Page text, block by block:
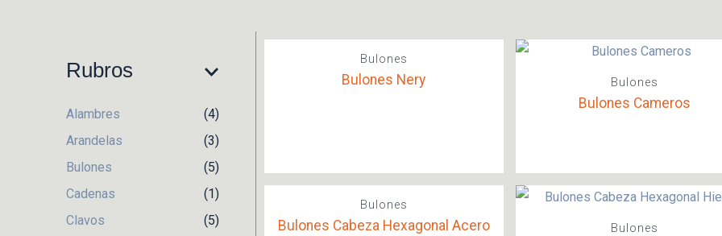
Rubros
Alambres
(4)
Arandelas
(3)
Bulones
(5)
Cadenas
(1)
Clavos
(5)
Bulones
Bulones Nery Bulones
Bulones Cameros
Bulones
Bulones Cabeza Hexagonal Acero Bulones